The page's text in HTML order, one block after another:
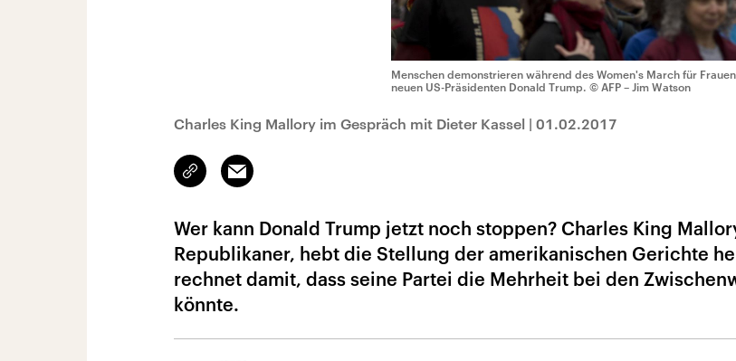
Menschen demonstrieren während des Women's March für
neuen US-Präsidenten Donald Trump. © AFP – Jim Watson
Charles King Mallory im Gespräch mit Dieter Kassel | 01.02.2017
Link
kopieren/teilen
Email
Wer kann Donald Trump jetzt noch stoppen? Charles King
Republikaner, hebt die Stellung der amerikanischen Gerichte
rechnet damit, dass seine Partei die Mehrheit bei den
könnte.